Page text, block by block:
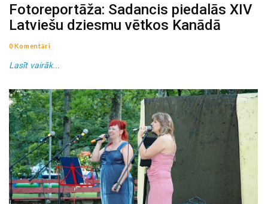
Fotoreportāža: Sadancis piedalās XIV
Latviešu dziesmu vētkos Kanādā
0 Komentāri
Lasīt vairāk...